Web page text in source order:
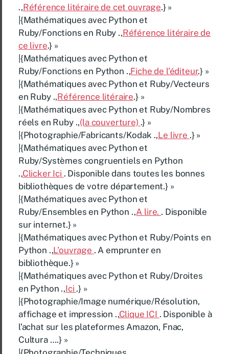
.,Référence litéraire de cet ouvrage.} »
|{Mathématiques avec Python et
Ruby/Fonctions en Ruby .,Référence litéraire de
ce livre.} »
|{Mathématiques avec Python et
Ruby/Fonctions en Python .,Fiche de l’éditeur.} »
|{Mathématiques avec Python et Ruby/Vecteurs
en Ruby .,Référence litéraire.} »
|{Mathématiques avec Python et Ruby/Nombres
réels en Ruby .,(la couverture) .} »
|{Photographie/Fabricants/Kodak .,Le livre .} »
|{Mathématiques avec Python et
Ruby/Systèmes congruentiels en Python
.,Clicker Ici . Disponible dans toutes les bonnes
bibliothèques de votre département.} »
|{Mathématiques avec Python et
Ruby/Ensembles en Python .,A lire. . Disponible
sur internet.} »
|{Mathématiques avec Python et Ruby/Points en
Python .,L’ouvrage . A emprunter en
bibliothèque.} »
|{Mathématiques avec Python et Ruby/Droites
en Python .,Ici .} »
|{Photographie/Image numérique/Résolution,
affichage et impression .,Clique ICI . Disponible à
l’achat sur les plateformes Amazon, Fnac,
Cultura ….} »